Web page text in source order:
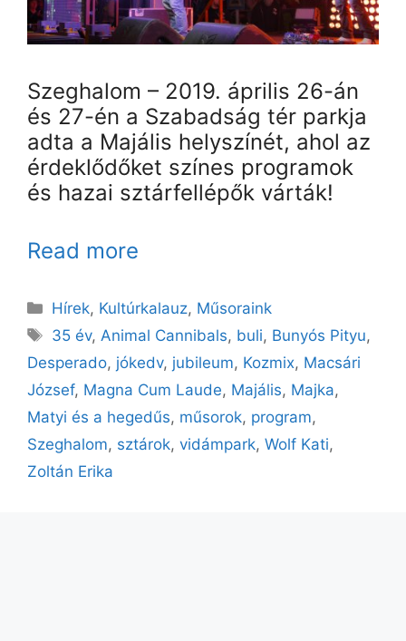
Szeghalom – 2019. április 26-án
és 27-én a Szabadság tér parkja
adta a Majális helyszínét, ahol az
érdeklődőket színes programok
és hazai sztárfellépők várták!
Read more
Kategória
Hírek, Kultúrkalauz, Műsoraink
Címkék
35 év, Animal Cannibals, buli, Bunyós Pityu,
Desperado, jókedv, jubileum, Kozmix, Macsári
József, Magna Cum Laude, Majális, Majka,
Matyi és a hegedűs, műsorok, program,
Szeghalom, sztárok, vidámpark, Wolf Kati,
Zoltán Erika